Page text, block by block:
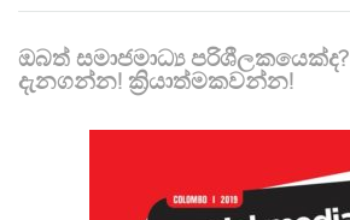
ඔබත් සමාජමාධ්‍ය
දැනගන්න! ක්‍රියාත්මකවන්න!